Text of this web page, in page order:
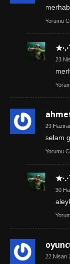
Yorumu
23
29
selam
Yorumu
30
22 Nisan